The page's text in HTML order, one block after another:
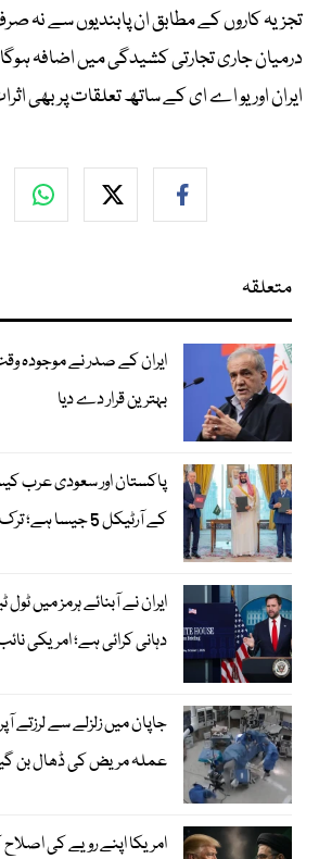
تجزیہ کاروں کے مطابق ان پابندیوں سے نہ
درمیان جاری تجارتی کشیدگی میں اضافہ ہوگا
ایران اور یو اے ای کے ساتھ تعلقات پر بھی
متعلقہ
ایران کے صدر نے موجودہ
بہترین قرار دے دیا
پاکستان اور سعودی عرب
کے آرٹیکل 5 جیسا ہے؛ ترک وزیر خارجہ
ایران نے آبنائے ہرمز میں
دہانی کرائی ہے؛ امریکی
جاپان میں زلزلے سے لرزتے
عملہ مریض کی ڈھال بن
امریکا اپنے رویے کی اصلاح